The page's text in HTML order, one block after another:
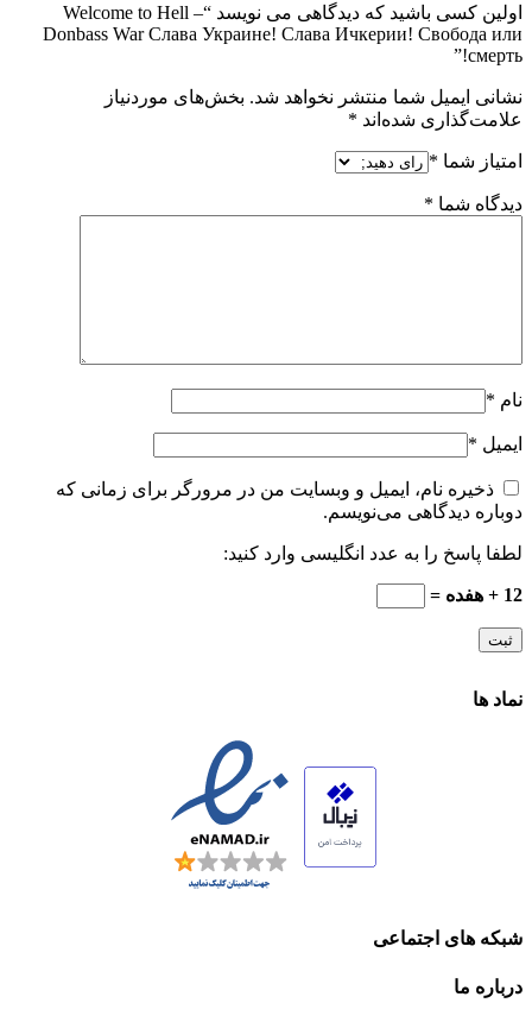
اولین کسی باشید که دیدگاهی می نویسد “Welcome to Hell –
Donbass War Слава Украине! Слава Ичкерии! Свобода или
смерть!”
نشانی ایمیل شما منتشر نخواهد شد. بخش‌های موردنیاز
علامت‌گذاری شده‌اند *
امتیاز شما *
دیدگاه شما *
نام *
ایمیل *
ذخیره نام، ایمیل و وبسایت من در مرورگر برای زمانی که
دوباره دیدگاهی می‌نویسم.
لطفا پاسخ را به عدد انگلیسی وارد کنید:
12 + هفده =
نماد ها
شبکه های اجتماعی
درباره ما